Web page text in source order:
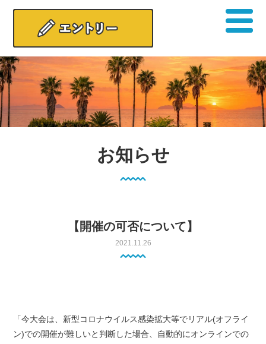
お知らせ
【開催の可否について】
2021.11.26
「今大会は、新型コロナウイルス感染拡大等でリアル(オフライ
ン)での開催が難しいと判断した場合、自動的にオンラインでの